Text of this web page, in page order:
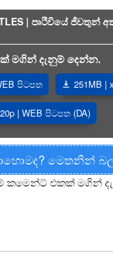
| පෘථිවියේ
මගින් දැනුම් දෙන්න.
පිටපත 251MB |
| WEB පිටපත (DA)
මෙතනින්
එකක් මගින්